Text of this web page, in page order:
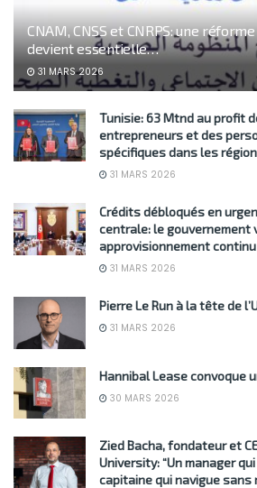
CNAM, CNSS et CNRPS: une
devient essentielle…
31 MARS 2026
Tunisie: 63 Mtnd au profit
entrepreneurs et des
spécifiques dans les
31 MARS 2026
Crédits débloqués en
centrale: le gouvernement
approvisionnement
31 MARS 2026
Pierre Le Run à la tête de
31 MARS 2026
Hannibal Lease convoque
30 MARS 2026
Zied Bacha, fondateur et
University: “Un manager
capitaine qui navigue sans